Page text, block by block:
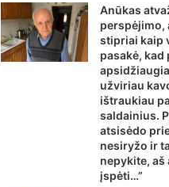
Anūkas
perspėjimo,
stipriai kaip
pasakė, kad
užviriau
ištraukiau
saldainius.
atsisėdo
nesiryžo ir
nepykite, aš
įspėti…”